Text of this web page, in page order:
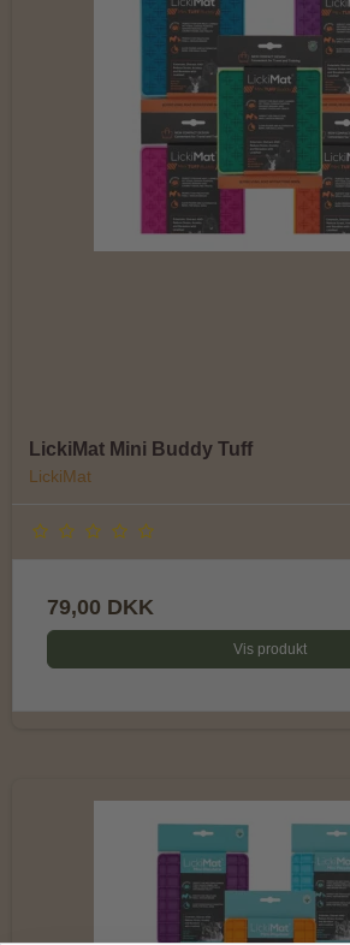
LickiMat Mini Buddy Tuff
LickiMat
79,00 DKK
Vis produkt